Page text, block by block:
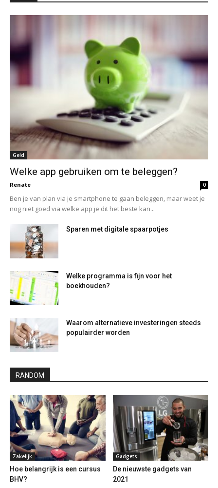
Geld
Welke app gebruiken om te beleggen?
Renate 0
Ben je van plan via je smartphone te gaan beleggen, maar weet je
nog niet goed via welke app je dit het beste kan...
Sparen met digitale spaarpotjes
Welke programma is fijn voor het
boekhouden?
Waarom alternatieve investeringen steeds
populairder worden
RANDOM
Zakelijk
Hoe belangrijk is een cursus
BHV?
Gadgets
De nieuwste gadgets van
2021